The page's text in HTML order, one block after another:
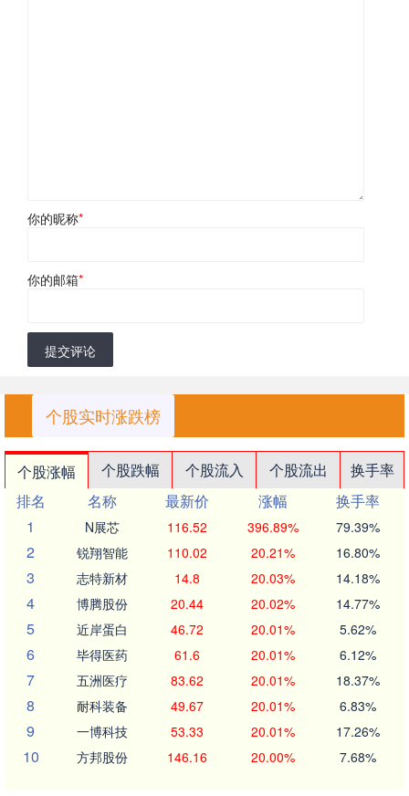
你的昵称*
你的邮箱*
提交评论
个股实时涨跌榜
个股涨幅 个股跌幅 个股流入 个股流出
换手率
排名
名称 最新价 涨幅
换手率
1
N展芯 116.52 396.89% 79.39%
2 锐翔智能 110.02 20.21% 16.80%
3 志特新材 14.8 20.03% 14.18%
4 博腾股份 20.44 20.02% 14.77%
5 近岸蛋白 46.72 20.01% 5.62%
6 毕得医药 61.6 20.01% 6.12%
7 五洲医疗 83.62 20.01% 18.37%
8 耐科装备 49.67 20.01% 6.83%
9 一博科技 53.33 20.01% 17.26%
10 方邦股份 146.16 20.00% 7.68%